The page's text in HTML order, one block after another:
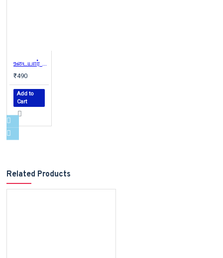
உடையார் (பாகம் 4)
₹490
Add to
Cart
Related Products